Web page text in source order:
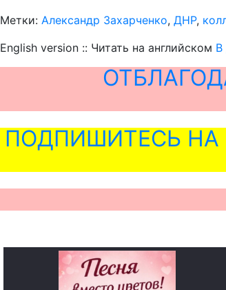
Метки: Александр Захарченко, ДНР,
English version :: Читать на английском В
ПОДПИШИТЕСЬ НА